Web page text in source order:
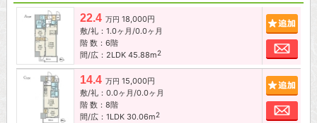
22.4 万円 18,000円
敷/礼：1.0ヶ月/0.0ヶ月
階 数：6階
間/広：2LDK 45.88m2
お
14.4 万円 15,000円
敷/礼：0.0ヶ月/0.0ヶ月
階 数：8階
間/広：1LDK 30.06m2
お